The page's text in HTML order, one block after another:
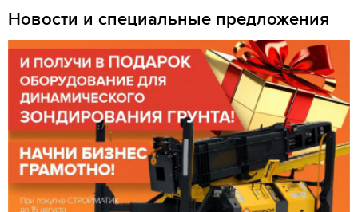
Новости и специальные предложения